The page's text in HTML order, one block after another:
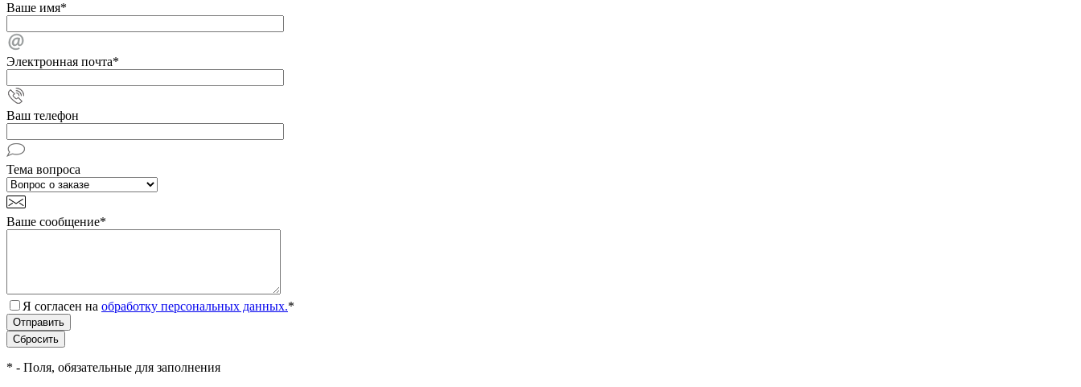
Ваше имя*
Электронная почта*
Ваш телефон
Тема вопроса
Ваше сообщение*
Я согласен на обработку персональных данных.*
* - Поля, обязательные для заполнения